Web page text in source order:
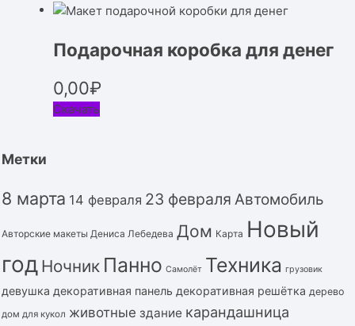
Подарочная коробка для денег
0,00₽
Скачать
Метки
8 марта 14 февраля 23 февраля Автомобиль
Авторские макеты Дениса Лебедева Дом Карта Новый
год Ночник Панно Самолёт Техника грузовик
девушка декоративная панель декоративная решётка дерево
дом для кукол животные здание карандашница